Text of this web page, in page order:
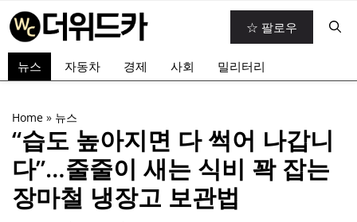
텐
츠
☆ 팔로우
뉴스 자동차 경제 사회 밀리터리
Home » 뉴스
“습도 높아지면 다 썩어 나갑니
다”…줄줄이 새는 식비 꽉 잡는
장마철 냉장고 보관법